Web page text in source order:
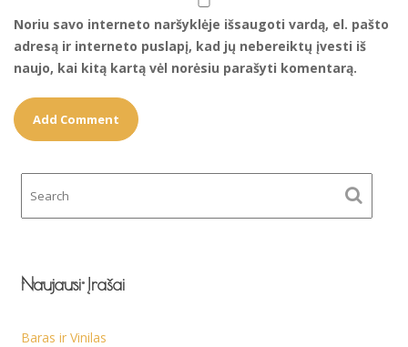
Noriu savo interneto naršyklėje išsaugoti vardą, el. pašto
adresą ir interneto puslapį, kad jų nebereiktų įvesti iš
naujo, kai kitą kartą vėl norėsiu parašyti komentarą.
Naujausi Įrašai
Baras ir Vinilas